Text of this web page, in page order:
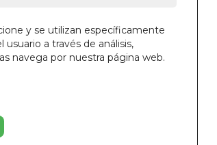
y se utilizan específicamente
a través de análisis,
navega por nuestra página web.
a la cesta